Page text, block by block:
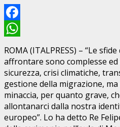
Facebook
WhatsApp
ROMA (ITALPRESS) – “Le
affrontare sono complesse
sicurezza, crisi climatiche,
gestione della migrazione, ma
minaccia, per quanto grave,
allontanarci dalla nostra
europeo”. Lo ha detto Re